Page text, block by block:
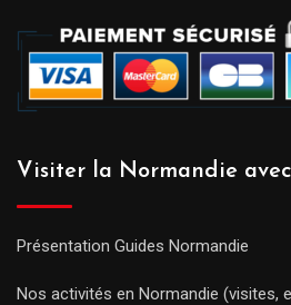
Visiter la Normandie
Présentation Guides Normandie
Nos activités en Normandie (visites,